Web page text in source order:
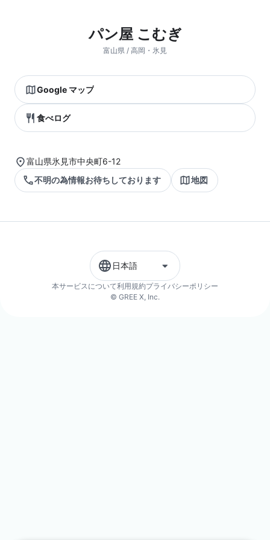
パン屋 こむぎ
富山県 / 高岡・氷見
Google マップ
食べログ
富山県氷見市中央町6-12
不明の為情報お待ちしております
地図
日本語
本サービスについて利用規約プライバシーポリシー
© GREE X, Inc.